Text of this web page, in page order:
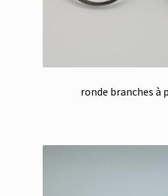
ronde branches à